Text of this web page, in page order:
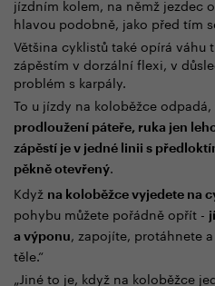
jízdním kolem, na němž jezdec
hlavou podobně, jako před tím
Většina cyklistů také opírá váhu
zápěstím v dorzální flexi, v
problém s karpály.
To u jízdy na koloběžce odpadá,
prodloužení páteře, ruka jen
zápěstí je v jedné linii s
pěkně otevřený.
Když na koloběžce vyjedete na
pohybu můžete pořádně opřít -
a výponu, zapojíte, protáhnete
těle.“
„Jiné to je, když na koloběžce